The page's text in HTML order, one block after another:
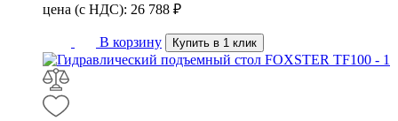
цена (с НДС): 26 788 ₽
В корзину Купить в 1 клик